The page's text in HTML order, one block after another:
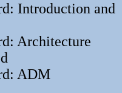
Introduction and
Architecture
ADM